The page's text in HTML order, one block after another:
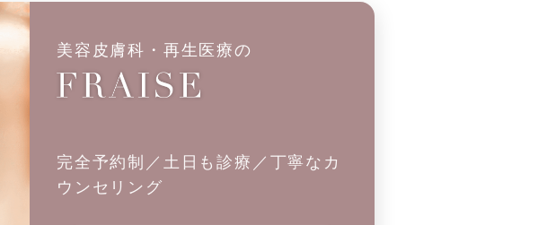
美容皮膚科・再生医療の
完全予約制／土日も診療／丁寧なカ
ウンセリング